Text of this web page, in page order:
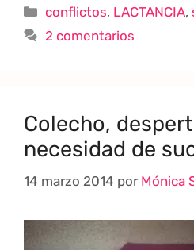
conflictos, LACTANCIA,
2 comentarios
Colecho,
necesidad de
14 marzo 2014 por Mónica